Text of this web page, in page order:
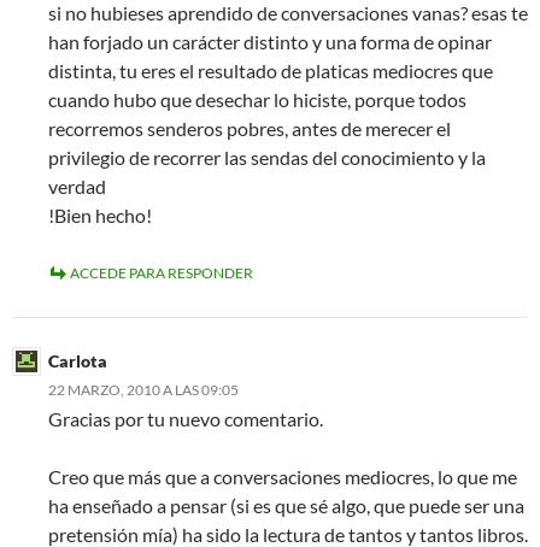
si no hubieses aprendido de conversaciones vanas? esas te
han forjado un carácter distinto y una forma de opinar
distinta, tu eres el resultado de platicas mediocres que
cuando hubo que desechar lo hiciste, porque todos
recorremos senderos pobres, antes de merecer el
privilegio de recorrer las sendas del conocimiento y la
verdad
!Bien hecho!
ACCEDE PARA RESPONDER
Carlota
22 MARZO, 2010 A LAS 09:05
Gracias por tu nuevo comentario.
Creo que más que a conversaciones mediocres, lo que me
ha enseñado a pensar (si es que sé algo, que puede ser una
pretensión mía) ha sido la lectura de tantos y tantos libros.